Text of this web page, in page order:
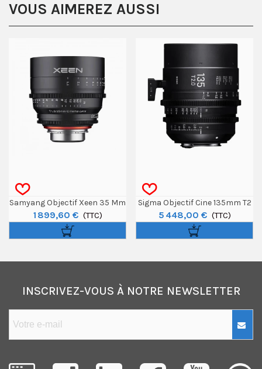
VOUS AIMEREZ AUSSI
Samyang Objectif Xeen 35 Mm
T1.5 Monture Canon EF
1 899,60 € (TTC)
Sigma Objectif Cine 135mm T2
FF High-Speed Prime Canon EF
- Feet
5 448,00 € (TTC)
INSCRIVEZ-VOUS À NOTRE NEWSLETTER